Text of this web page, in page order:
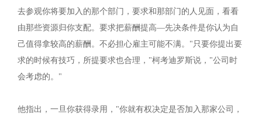
去参观你将要加入的那个部门，要求和那部门的人见面，看看
由那些资源归你支配。要求把薪酬提高—先决条件是你认为自
己值得拿较高的薪酬。不必担心雇主可能不满。"只要你提出要
求的时候有技巧，所提要求也合理，"柯考迪罗斯说，"公司时
会考虑的。"
他指出，一旦你获得录用，"你就有权决定是否加入那家公司，